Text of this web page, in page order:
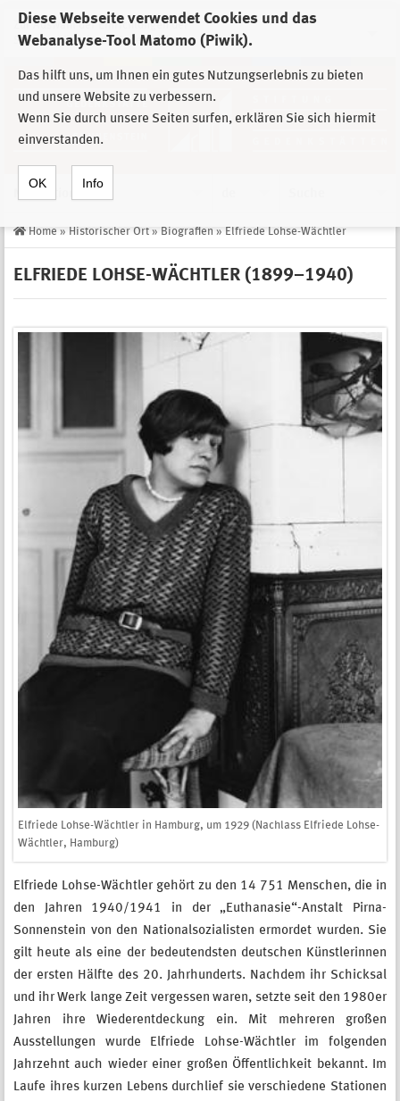
Diese Webseite verwendet Cookies und das
Webanalyse-Tool Matomo (Piwik).
Das hilft uns, um Ihnen ein gutes Nutzungserlebnis zu bieten
und unsere Website zu verbessern.
Wenn Sie durch unsere Seiten surfen, erklären Sie sich hiermit
einverstanden.
OK Info
Zur Auswahl der Einrichtungen der
Stiftung Sächsische Gedenkstätten
Home » Historischer Ort » Biografien » Elfriede Lohse-Wächtler
ELFRIEDE LOHSE-WÄCHTLER (1899–1940)
Elfriede Lohse-Wächtler in Hamburg, um 1929 (Nachlass Elfriede Lohse-
Wächtler, Hamburg)
Elfriede Lohse-Wächtler gehört zu den 14 751 Menschen, die in
den Jahren 1940/1941 in der „Euthanasie“-Anstalt Pirna-
Sonnenstein von den Nationalsozialisten ermordet wurden. Sie
gilt heute als eine der bedeutendsten deutschen Künstlerinnen
der ersten Hälfte des 20. Jahrhunderts. Nachdem ihr Schicksal
und ihr Werk lange Zeit vergessen waren, setzte seit den 1980er
Jahren ihre Wiederentdeckung ein. Mit mehreren großen
Ausstellungen wurde Elfriede Lohse-Wächtler im folgenden
Jahrzehnt auch wieder einer großen Öffentlichkeit bekannt. Im
Laufe ihres kurzen Lebens durchlief sie verschiedene Stationen